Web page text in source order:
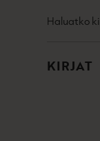
sisältöönHaluatko
KIRJAT